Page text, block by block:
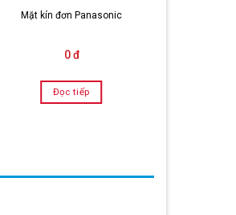
Mặt kín đơn Panasonic
0 đ
Đọc tiếp